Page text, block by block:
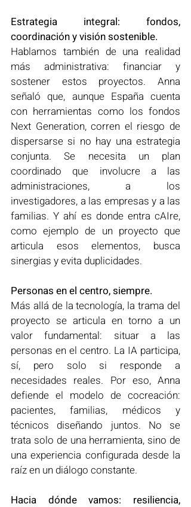
Estrategia integral: fondos,
coordinación y visión sostenible.
Hablamos también de una realidad
más administrativa: financiar y
sostener estos proyectos. Anna
señaló que, aunque España cuenta
con herramientas como los fondos
Next Generation, corren el riesgo de
dispersarse si no hay una estrategia
conjunta. Se necesita un plan
coordinado que involucre a las
administraciones, a los
investigadores, a las empresas y a las
familias. Y ahí es donde entra cAIre,
como ejemplo de un proyecto que
articula esos elementos, busca
sinergias y evita duplicidades.
Personas en el centro, siempre.
Más allá de la tecnología, la trama del
proyecto se articula en torno a un
valor fundamental: situar a las
personas en el centro. La IA participa,
sí, pero solo si responde a
necesidades reales. Por eso, Anna
defiende el modelo de cocreación:
pacientes, familias, médicos y
técnicos diseñando juntos. No se
trata solo de una herramienta, sino de
una experiencia configurada desde la
raíz en un diálogo constante.
Hacia dónde vamos: resiliencia,